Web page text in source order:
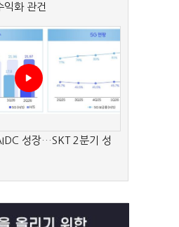
익화 관건
성장…SKT 2분기 성